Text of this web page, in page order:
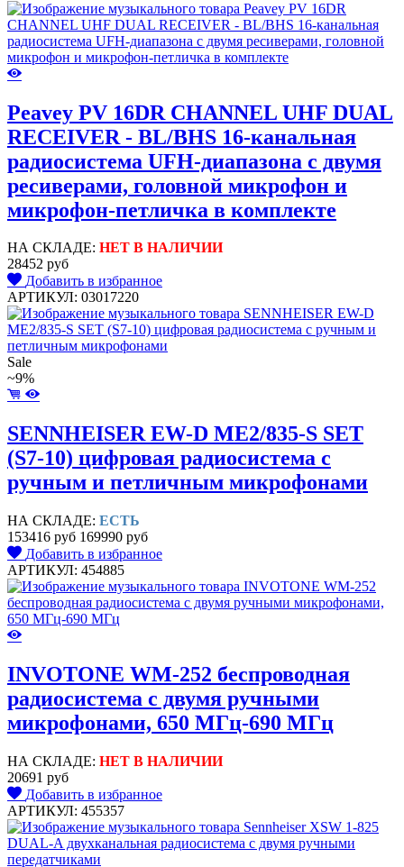
Peavey PV 16DR CHANNEL UHF DUAL
RECEIVER - BL/BHS 16-канальная
радиосистема UFH-диапазона с двумя
ресиверами, головной микрофон и
микрофон-петличка в комплекте
НА СКЛАДЕ: НЕТ В НАЛИЧИИ
28452 руб
Добавить в избранное
АРТИКУЛ: 03017220
Sale
~9%
SENNHEISER EW-D ME2/835-S SET
(S7-10) цифровая радиосистема с
ручным и петличным микрофонами
НА СКЛАДЕ: ЕСТЬ
153416 руб 169990 руб
Добавить в избранное
АРТИКУЛ: 454885
INVOTONE WM-252 беспроводная
радиосистема с двумя ручными
микрофонами, 650 МГц-690 МГц
НА СКЛАДЕ: НЕТ В НАЛИЧИИ
20691 руб
Добавить в избранное
АРТИКУЛ: 455357